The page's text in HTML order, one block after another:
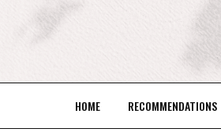
HOME RECOMMENDATIONS